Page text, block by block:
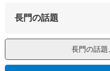
長門の話題
長門の話題